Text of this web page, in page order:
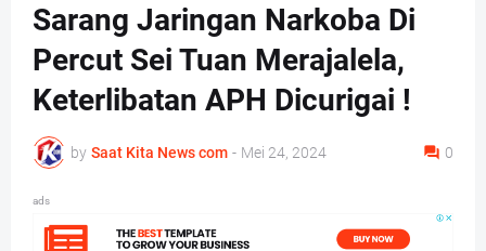
Sarang Jaringan Narkoba Di
Percut Sei Tuan Merajalela,
Keterlibatan APH Dicurigai !
by Saat Kita News com - Mei 24, 2024 0
ads